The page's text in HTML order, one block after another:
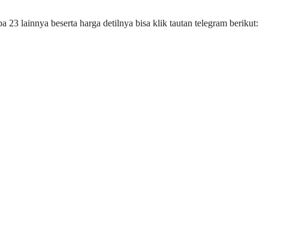
23 lainnya beserta harga detilnya bisa klik tautan telegram berikut: